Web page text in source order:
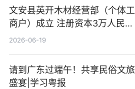
文安县英开木材经营部（个体工
商户）成立 注册资本3万人民币
新要闻
2026-06-19
请到广东过端午！共享民俗文旅
盛宴|学习粤报